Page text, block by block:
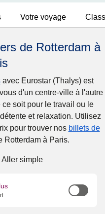
Votre voyage
de Rotterdam à
avec Eurostar (Thalys) est
d'un centre-ville à l'autre
soit pour le travail ou le
et relaxation. Utilisez
pour trouver nos billets de
Rotterdam à Paris.
Aller simple